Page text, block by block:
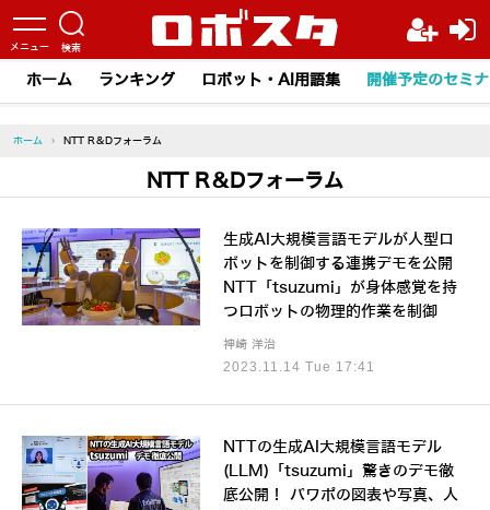
ホーム ランキング ロボット・AI用語集 開催予定のセミ
ホーム › NTT R＆Dフォーラム
NTT R＆Dフォーラム
2023.11.14 Tue 17:41
生成AI大規模言語モデルが人型ロ
ボットを制御する連携デモを公開
NTT「tsuzumi」が身体感覚を持
つロボットの物理的作業を制御
神崎 洋治
NTTの生成AI大規模言語モデル
(LLM)「tsuzumi」驚きのデモ徹
底公開！ パワポの図表や写真、人